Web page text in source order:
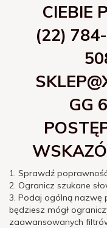
CIEBIE
(22)
GG
1. Sprawdź
2. Ogranicz szukane
3. Podaj ogólną nazwę
będziesz mógł
zaawansowanych